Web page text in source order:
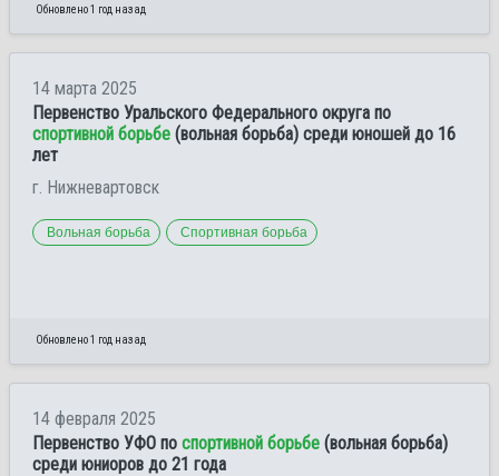
Обновлено 1 год назад
14 марта 2025
Первенство Уральского Федерального округа по
спортивной борьбе (вольная борьба) среди юношей до 16
лет
г. Нижневартовск
Вольная борьба Спортивная борьба
Обновлено 1 год назад
14 февраля 2025
Первенство УФО по спортивной борьбе (вольная борьба)
среди юниоров до 21 года